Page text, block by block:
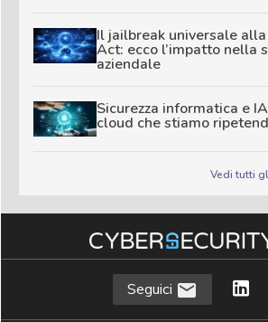
Il jailbreak universale
Act: ecco l’impatto nella
aziendale
Sicurezza informatica e
cloud che stiamo
Vedi tutti
Seguici